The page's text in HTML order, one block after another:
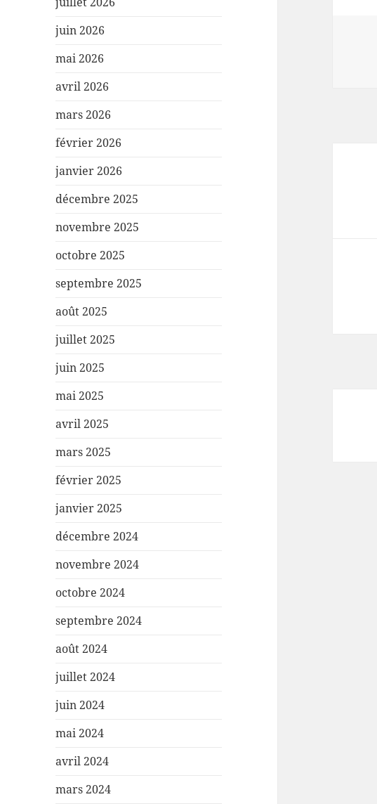
juin 2026
mai 2026
avril 2026
mars 2026
février 2026
janvier 2026
décembre 2025
novembre 2025
octobre 2025
septembre 2025
août 2025
juillet 2025
juin 2025
mai 2025
avril 2025
mars 2025
février 2025
janvier 2025
décembre 2024
novembre 2024
octobre 2024
septembre 2024
août 2024
juillet 2024
juin 2024
mai 2024
avril 2024
mars 2024